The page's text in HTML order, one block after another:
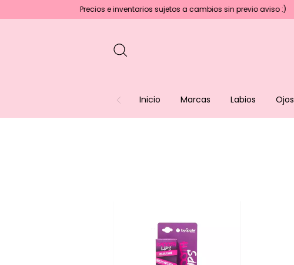
Precios e inventarios sujetos a cambios sin previo aviso :)
Inicio Marcas Labios Ojos